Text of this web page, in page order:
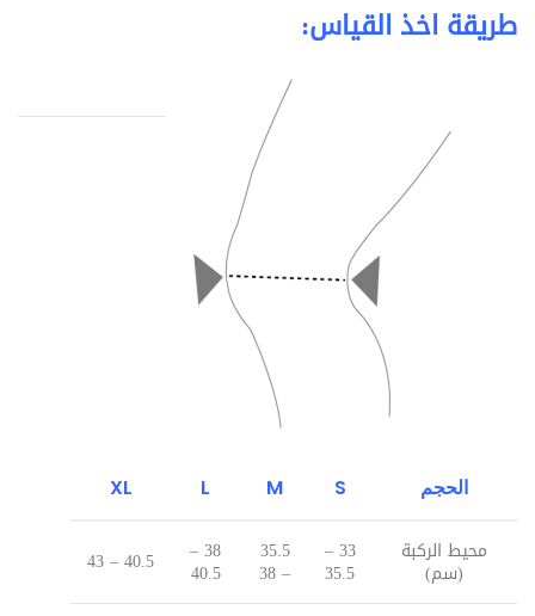
طريقة اخذ القياس:
الحجم S
M
L
XL
محيط الركبة
(سم)
33 –
35.5
35.5
– 38
38 –
40.5
40.5 – 43